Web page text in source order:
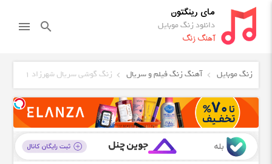
مای رینگتون
دانلود زنگ موبایل
آهنگ زنگ
search
menu
زنگ موبایل آهنگ زنگ فیلم و سریال زنگ گوشی سریال شهرزاد 1